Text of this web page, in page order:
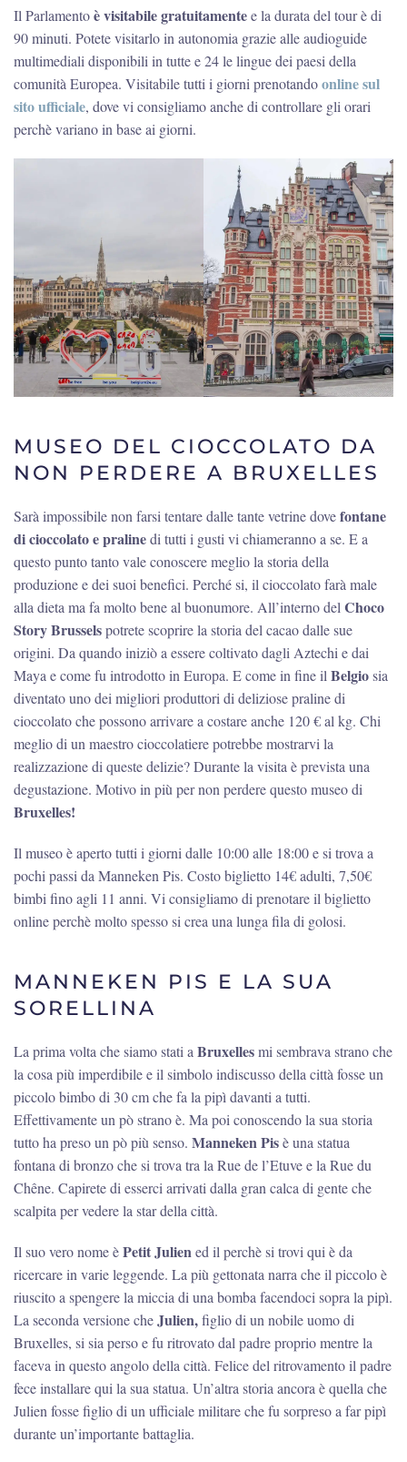
Il Parlamentoè visitabile gratuitamentee la durata del tour è di
90 minuti. Potete visitarlo in autonomia grazie alle audioguide
multimediali disponibili in tutte e 24 le lingue dei paesi della
comunità Europea. Visitabile tutti i giorni prenotandoonline sul
sito ufficiale, dove vi consigliamo anche di controllare gli orari
perchè variano in base ai giorni.
MUSEO DEL CIOCCOLATO DA
NON PERDERE A BRUXELLES
Sarà impossibile non farsi tentare dalle tante vetrine dovefontane
di cioccolato e pralinedi tutti i gusti vi chiameranno a se. E a
questo punto tanto vale conoscere meglio la storia della
produzione e dei suoi benefici. Perché si, il cioccolato farà male
alla dieta ma fa molto bene al buonumore. All’interno del Choco
Story Brusselspotrete scoprire la storia del cacao dalle sue
origini. Da quando iniziò a essere coltivato dagli Aztechi e dai
Maya e come fu introdotto in Europa. E come in fine il Belgiosia
diventato uno dei migliori produttori di deliziose praline di
cioccolato che possono arrivare a costare anche 120 € al kg. Chi
meglio di un maestro cioccolatiere potrebbe mostrarvi la
realizzazione di queste delizie? Durante la visita è prevista una
degustazione. Motivo in più per non perdere questo museo di
Bruxelles!
Il museo è aperto tutti i giorni dalle 10:00 alle 18:00 e si trova a
pochi passi da Manneken Pis. Costo biglietto 14€ adulti, 7,50€
bimbi fino agli 11 anni. Vi consigliamo di prenotare il biglietto
online perchè molto spesso si crea una lunga fila di golosi.
MANNEKEN PIS E LA SUA
SORELLINA
La prima volta che siamo stati a Bruxellesmi sembrava strano che
la cosa più imperdibile e il simbolo indiscusso della città fosse un
piccolo bimbo di 30 cm che fa la pipì davanti a tutti.
Effettivamente un pò strano è. Ma poi conoscendo la sua storia
tutto ha preso un pò più senso. Manneken Pisè una statua
fontana di bronzo che si trova tra la Rue de l’Etuve e la Rue du
Chêne. Capirete di esserci arrivati dalla gran calca di gente che
scalpita per vedere la star della città.
Il suo vero nome èPetit Juliened il perchè si trovi qui è da
ricercare in varie leggende. La più gettonata narra che il piccolo è
riuscito a spengere la miccia di una bomba facendoci sopra la pipì.
La seconda versione cheJulien,figlio di un nobile uomo di
Bruxelles, si sia perso e fu ritrovato dal padre proprio mentre la
faceva in questo angolo della città. Felice del ritrovamento il padre
fece installare qui la sua statua. Un’altra storia ancora è quella che
Julien fosse figlio di un ufficiale militare che fu sorpreso a far pipì
durante un’importante battaglia.